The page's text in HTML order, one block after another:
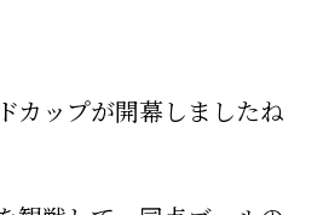
カップが開幕しましたね